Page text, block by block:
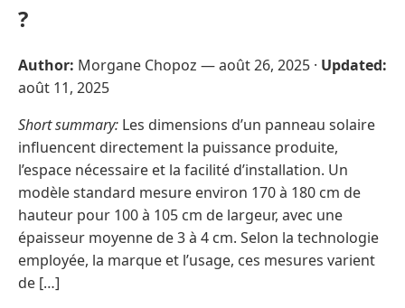
?
Author: Morgane Chopoz —août 26, 2025 · Updated:
août 11, 2025
Short summary: Les dimensions d’un panneau solaire
influencent directement la puissance produite,
l’espace nécessaire et la facilité d’installation. Un
modèle standard mesure environ 170 à 180 cm de
hauteur pour 100 à 105 cm de largeur, avec une
épaisseur moyenne de 3 à 4 cm. Selon la technologie
employée, la marque et l’usage, ces mesures varient
de […]